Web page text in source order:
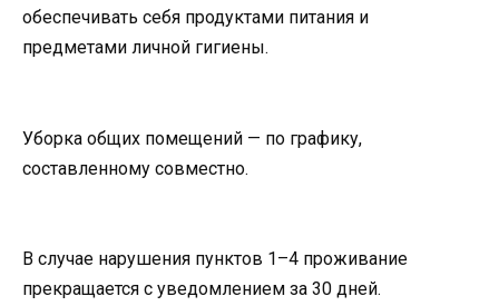
обеспечивать себя продуктами питания и
предметами личной гигиены.
Уборка общих помещений — по графику,
составленному совместно.
В случае нарушения пунктов 1–4 проживание
прекращается с уведомлением за 30 дней.